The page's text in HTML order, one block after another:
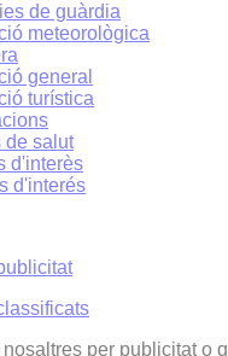
de guàrdia
meteorològica
general
turística
de salut
d'interès
d'interés
per publicitat o